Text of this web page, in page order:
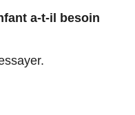
a-t-il besoin